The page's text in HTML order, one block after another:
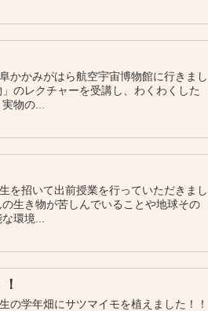
かかみがはら航空宇宙博物館に行きまし
のレクチャーを受講し、わくわくした
物の...
を招いて出前授業を行っていただきまし
生き物が苦しんでいることや地球その
環境...
の学年畑にサツマイモを植えました！！